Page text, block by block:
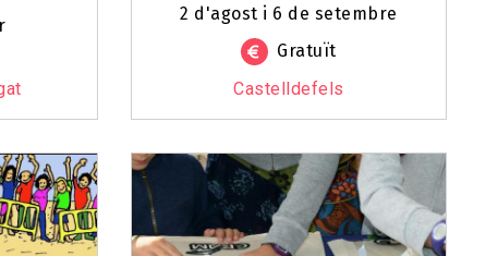
2 d'agost i 6 de setembre
Gratuït
Castelldefels